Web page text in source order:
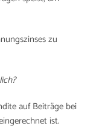
zu
auf Beiträge bei
ist.